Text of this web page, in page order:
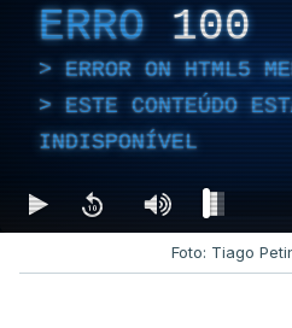
ERRO 100
ERROR ON HTML5
ESTE CONTEÚDO
INDISPONÍVEL
Foto: Tiago